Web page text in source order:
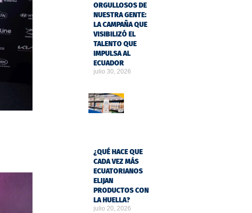
ORGULLOSOS DE
NUESTRA GENTE:
LA CAMPAÑA QUE
VISIBILIZÓ EL
TALENTO QUE
IMPULSA AL
ECUADOR
julio 30, 2026
¿QUÉ HACE QUE
CADA VEZ MÁS
ECUATORIANOS
ELIJAN
PRODUCTOS CON
LA HUELLA?
julio 20, 2026